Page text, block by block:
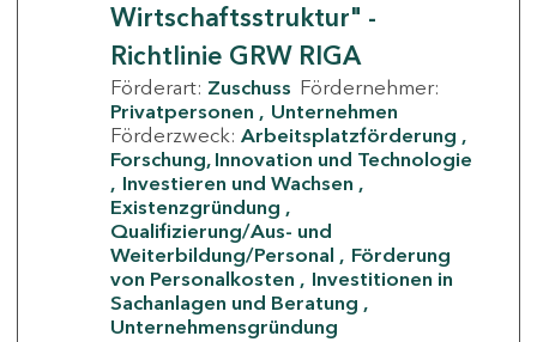
Wirtschaftsstruktur" -
Richtlinie GRW RIGA
Förderart: Zuschuss Fördernehmer:
Privatpersonen
Unternehmen
Förderzweck: Arbeitsplatzförderung
Forschung, Innovation und Technologie
Investieren und Wachsen
Existenzgründung
Qualifizierung/Aus- und
Weiterbildung/Personal
Förderung
von Personalkosten
Investitionen in
Sachanlagen und Beratung
Unternehmensgründung